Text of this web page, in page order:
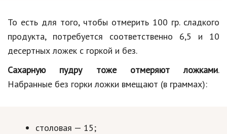
То есть для того, чтобы отмерить 100 гр. сладкого
продукта, потребуется соответственно 6,5 и 10
десертных ложек с горкой и без.
Сахарную пудру тоже отмеряют ложками.
Набранные без горки ложки вмещают (в граммах):
столовая — 15;